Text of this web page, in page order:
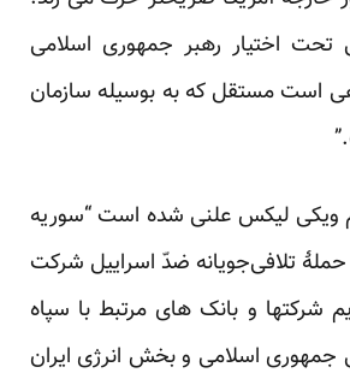
تحت اختیار رهبر جمهوری اسلامی
است مستقل که به بوسیله سازمان
ویکی لیکس علنی شده است “سوریه
تلافی‌جویانه ضدّ اسراییل شرکت
شرکتها و بانک های مرتبط با سپاه
جمهوری اسلامی و بخش انرژی ایران